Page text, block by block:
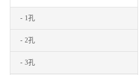
- 1孔
- 2孔
- 3孔